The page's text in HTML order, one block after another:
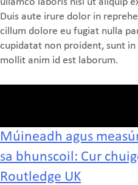
Duis aute irure dolor in
cillum dolore eu fugiat nulla
cupidatat non proident, sunt
mollit anim id est laborum.
Múineadh agus
sa bhunscoil: Cur
Routledge UK